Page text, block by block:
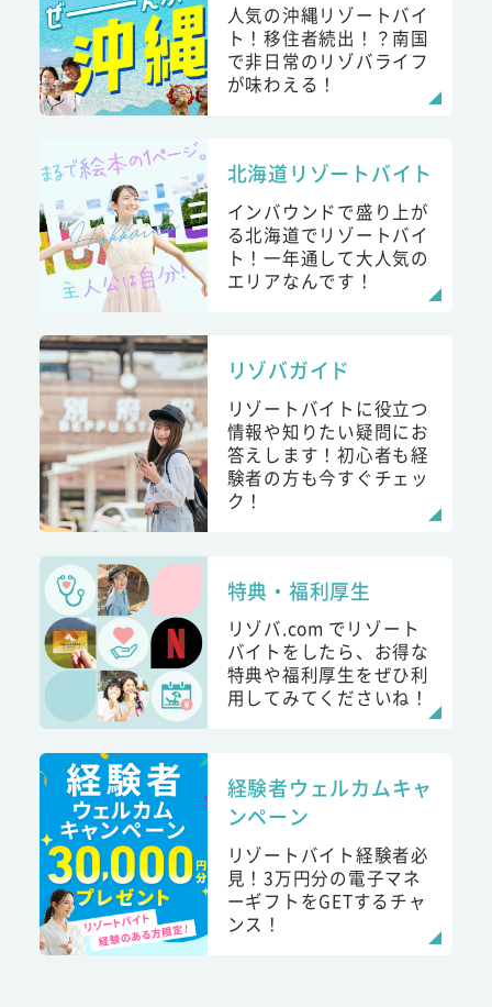
人気の沖縄リゾートバイ
ト！移住者続出！？南国
で非日常のリゾバライフ
が味わえる！
北海道リゾートバイト
インバウンドで盛り上が
る北海道でリゾートバイ
ト！一年通して大人気の
エリアなんです！
リゾバガイド
リゾートバイトに役立つ
情報や知りたい疑問にお
答えします！初心者も経
験者の方も今すぐチェッ
ク！
特典・福利厚生
リゾバ.com でリゾート
バイトをしたら、お得な
特典や福利厚生をぜひ利
用してみてくださいね！
経験者ウェルカムキャ
ンペーン
リゾートバイト経験者必
見！3万円分の電子マネ
ーギフトをGETするチャ
ンス！